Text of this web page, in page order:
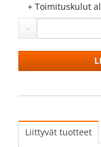
+ Toimituskulut
-
Liittyvät tuotteet